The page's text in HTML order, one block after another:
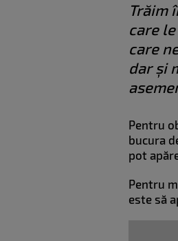
Trăim
care
care
dar și
Pentru
bucura
pot
Pentru
este să